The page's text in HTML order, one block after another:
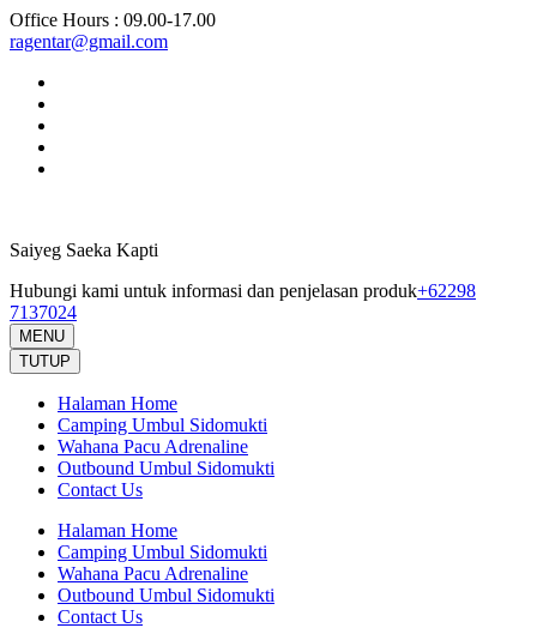
Lompat
ke
(Tekan
Enter)
Office Hours : 09.00-17.00
ragentar@gmail.com
Saiyeg Saeka Kapti
Hubungi kami untuk informasi dan penjelasan produk+62298
7137024
MENU
TUTUP
Halaman Home
Camping Umbul Sidomukti
Wahana Pacu Adrenaline
Outbound Umbul Sidomukti
Contact Us
Halaman Home
Camping Umbul Sidomukti
Wahana Pacu Adrenaline
Outbound Umbul Sidomukti
Contact Us